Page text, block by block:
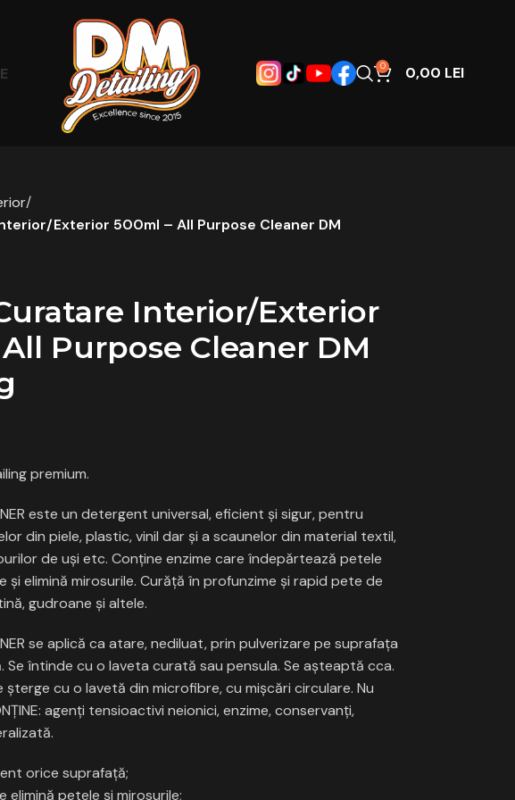
0 0,00 LEI
Exterior 500ml – All Purpose Cleaner DM
Interior/Exterior
Purpose Cleaner DM
premium.
este un detergent universal, eficient şi sigur, pentru
din piele, plastic, vinil dar şi a scaunelor din material textil,
de uşi etc. Conţine enzime care îndepărtează petele
și elimină mirosurile. Curăţă în profunzime şi rapid pete de
gudroane şi altele.
se aplică ca atare, nediluat, prin pulverizare pe suprafața
întinde cu o laveta curată sau pensula. Se așteaptă cca.
cu o lavetă din microfibre, cu mişcări circulare. Nu
agenţi tensioactivi neionici, enzime, conservanți,
orice suprafaţă;
elimină petele şi mirosurile;